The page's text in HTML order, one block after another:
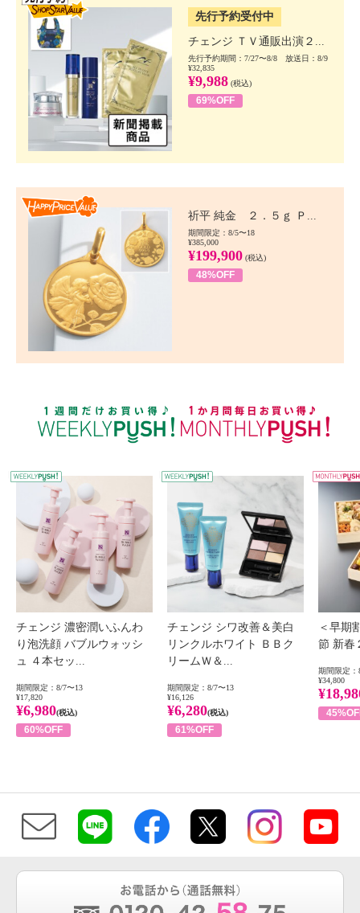
先行予約受付中
チェンジ ＴＶ通販出演２...
先行予約期間：7/27〜8/8 放送日：8/9
¥32,835
¥9,988 (税込)
69%OFF
祈平 純金 ２．５ｇ Ｐ...
期間限定：8/5〜18
¥385,000
¥199,900 (税込)
48%OFF
WEEKLY PUSH
チェンジ 濃密潤いふんわ
り泡洗顔 バブルウォッシ
ュ ４本セッ...
期間限定：8/7〜13
¥17,820
¥6,980(税込)
60%OFF
チェンジ シワ改善＆美白
リンクルホワイト ＢＢク
リームＷ＆...
期間限定：8/7〜13
¥16,126
¥6,280(税込)
61%OFF
＜早期
節 新春
期間限定：
¥34,800